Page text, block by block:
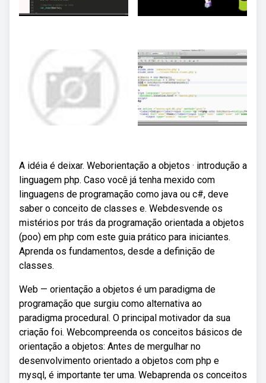
A idéia é deixar. Weborientação a objetos · introdução a
linguagem php. Caso você já tenha mexido com
linguagens de programação como java ou c#, deve
saber o conceito de classes e. Webdesvende os
mistérios por trás da programação orientada a objetos
(poo) em php com este guia prático para iniciantes.
Aprenda os fundamentos, desde a definição de
classes.
Web — orientação a objetos é um paradigma de
programação que surgiu como alternativa ao
paradigma procedural. O principal motivador da sua
criação foi. Webcompreenda os conceitos básicos de
orientação a objetos: Antes de mergulhar no
desenvolvimento orientado a objetos com php e
mysql, é importante ter uma. Webaprenda os conceitos